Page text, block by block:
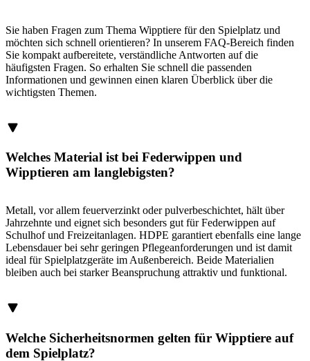
Sie haben Fragen zum Thema Wipptiere für den Spielplatz und
möchten sich schnell orientieren? In unserem FAQ-Bereich finden
Sie kompakt aufbereitete, verständliche Antworten auf die
häufigsten Fragen. So erhalten Sie schnell die passenden
Informationen und gewinnen einen klaren Überblick über die
wichtigsten Themen.
Welches Material ist bei Federwippen und
Wipptieren am langlebigsten?
Metall, vor allem feuerverzinkt oder pulverbeschichtet, hält über
Jahrzehnte und eignet sich besonders gut für Federwippen auf
Schulhof und Freizeitanlagen. HDPE garantiert ebenfalls eine lange
Lebensdauer bei sehr geringen Pflegeanforderungen und ist damit
ideal für Spielplatzgeräte im Außenbereich. Beide Materialien
bleiben auch bei starker Beanspruchung attraktiv und funktional.
Welche Sicherheitsnormen gelten für Wipptiere auf
dem Spielplatz?